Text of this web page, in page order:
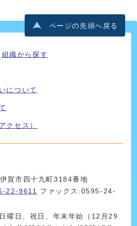
ページの先頭へ戻る
組織から探す
について
クセス）
賀市四十九町3184番地
22-9611
ファックス:0595-24-
曜日、祝日、年末年始（12月29